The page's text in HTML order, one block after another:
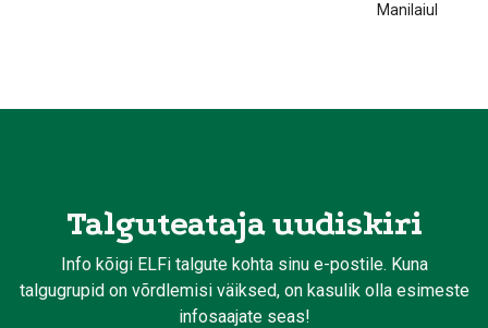
Manilaiul
Talguteataja uudiskiri
Info kõigi ELFi talgute kohta sinu e-postile. Kuna
talgugrupid on võrdlemisi väiksed, on kasulik olla esimeste
infosaajate seas!